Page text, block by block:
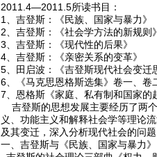
2011.4—2011.5所读书目：
1、吉登斯：《民族、国家与暴力》
2、吉登斯：《社会学方法的新规则
3、吉登斯：《现代性的后果》
4、吉登斯：《亲密关系的变革》
5、田启波：《吉登斯现代社会变迁
6、《马克思恩格斯选集》卷一、卷
7、恩格斯《家庭、私有制和国家的
吉登斯的思想发展主要经历了两
义、功能主义和解释社会学等理论
及其变迁，深入分析现代社会的问
一、吉登斯与《民族、国家与暴力》